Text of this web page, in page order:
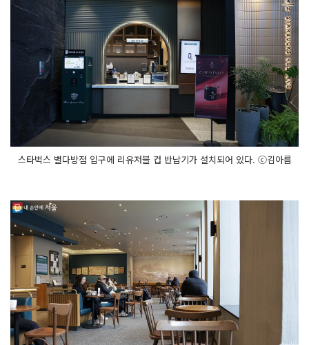
스타벅스 별다방점 입구에 리유저블 컵 반납기가 설치되어 있다. ⓒ김아름